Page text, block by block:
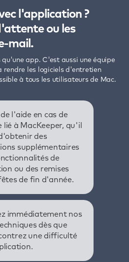
l'application ?
ou les
mail.
app. C'est aussi une équipe
rendre les logiciels d'entretien
à tous les utilisateurs de Mac.
l'aide en cas de
lié à MacKeeper, qu'il
des
supplémentaires
de
ou des remises
de fin d'année.
immédiatement nos
dès que
une difficulté